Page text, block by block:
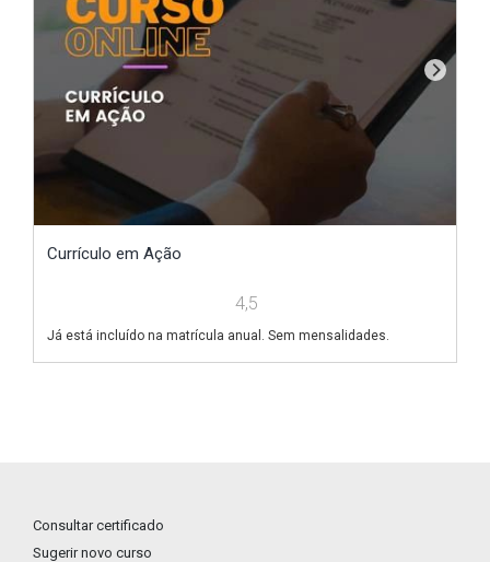
Currículo em Ação
4,5
Já está incluído na matrícula anual. Sem mensalidades.
Consultar certificado
Sugerir novo curso